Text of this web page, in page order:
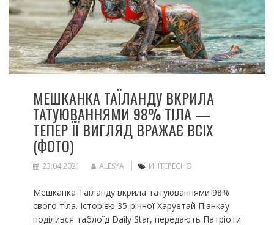
МЕШКАНКА ТАЇЛАНДУ ВКРИЛА
ТАТУЮВАННЯМИ 98% ТІЛА —
ТЕПЕР ЇЇ ВИГЛЯД ВРАЖАЄ ВСІХ
(ФОТО)
23.04.2021 ALESYA ИНТЕРЕСНО
Мешканка Таїланду вкрила татуюваннями 98%
свого тіла. Історією 35-річної Харуетай Піанкау
поділився таблоїд Daily Star, передають Патріоти